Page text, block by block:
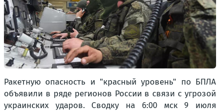
Ракетную опасность и "красный уровень" по БПЛА
объявили в ряде регионов России в связи с угрозой
украинских ударов. Сводку на 6:00 мск 9 июля